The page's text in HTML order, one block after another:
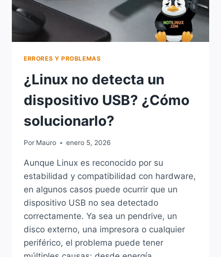
ERRORES Y PROBLEMAS
¿Linux no detecta un
dispositivo USB? ¿Cómo
solucionarlo?
Por Mauro enero 5, 2026
Aunque Linux es reconocido por su
estabilidad y compatibilidad con hardware,
en algunos casos puede ocurrir que un
dispositivo USB no sea detectado
correctamente. Ya sea un pendrive, un
disco externo, una impresora o cualquier
periférico, el problema puede tener